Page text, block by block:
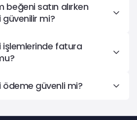
beğeni satın alırken
güvenilir mi?
işlemlerinde fatura
ödeme güvenli mi?